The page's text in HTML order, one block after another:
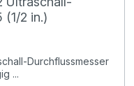
(1/2 in.)
Durchflussmesser
...